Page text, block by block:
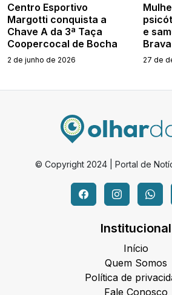
Centro Esportivo
Margotti conquista a
Chave A da 3ª Taça
Coopercocal de Bocha
2 de junho de 2026
e
Brava
27 de
© Copyright 2024 | Portal de
Institucional
Início
Quem Somos
Política de
Fale Conosco